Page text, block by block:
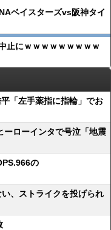
ベイスターズvs阪神タイ
止にｗｗｗｗｗｗｗｗｗ
「左手薬指に指輪」でお
ーローインタで号泣「地震
の
、ストライクを投げられ